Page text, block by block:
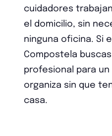
cuidadores
el domicilio, sin
ninguna oficina. Si
Compostela
profesional para un
organiza sin que
casa.